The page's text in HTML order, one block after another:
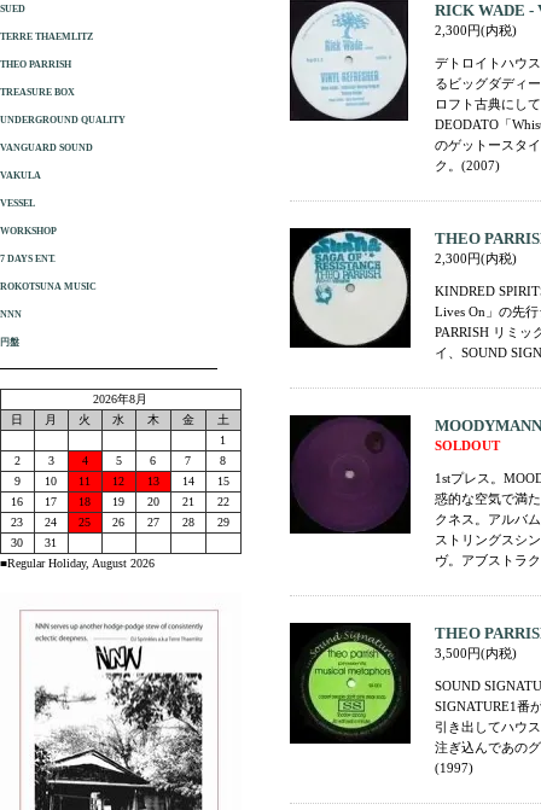
RICK WADE -
2,300円(内税)
デトロイトハウ
るビッグダディ
ロフト古典にし
DEODATO「
のゲットースタ
ク。(2007)
THEO
2,300円(内税)
KINDRED
Lives On」の先
PARRISH リミッ
イ、SOUND
SOLDOUT
1stプレス。
惑的な空気で満
クネス。アルバ
ストリングスシ
ヴ。アブストラ
THEO
3,500円(内税)
SOUND
SIGNATURE1番
引き出してハウ
注ぎ込んであの
(1997)
SUED
TERRE THAEMLITZ
THEO PARRISH
TREASURE BOX
UNDERGROUND QUALITY
VANGUARD SOUND
VAKULA
VESSEL
WORKSHOP
7 DAYS ENT.
ROKOTSUNA MUSIC
NNN
円盤
2026年8月
日
月 火 水 木 金
土
1
2
3 4 5 6 7
8
9
10 11 12 13 14
15
16
17 18 19 20 21
22
23
24 25 26 27 28
29
30
31
■Regular Holiday, August 2026